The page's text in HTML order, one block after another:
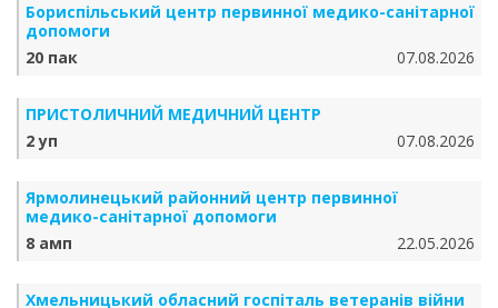
Бориспільський центр первинної медико-санітарної
допомоги
20 пак
07.08.2026
ПРИСТОЛИЧНИЙ МЕДИЧНИЙ ЦЕНТР
2 уп
07.08.2026
Ярмолинецький районний центр первинної
медико-санітарної допомоги
8 амп
22.05.2026
Хмельницький обласний госпіталь ветеранів війни